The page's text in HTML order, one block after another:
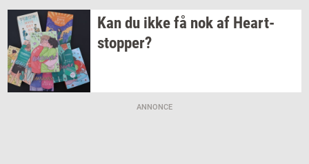
Kan du ikke få nok af Heart­
stop­per?
ANNONCE